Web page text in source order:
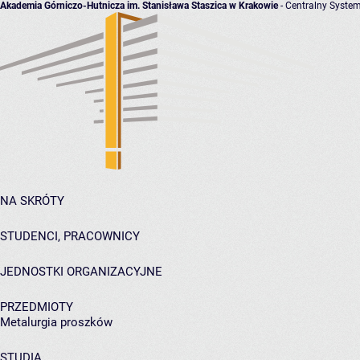
Akademia Górniczo-Hutnicza im. Stanisława Staszica w Krakowie- Centralny
NA SKRÓTY
STUDENCI, PRACOWNICY
JEDNOSTKI ORGANIZACYJNE
PRZEDMIOTY
Metalurgia proszków